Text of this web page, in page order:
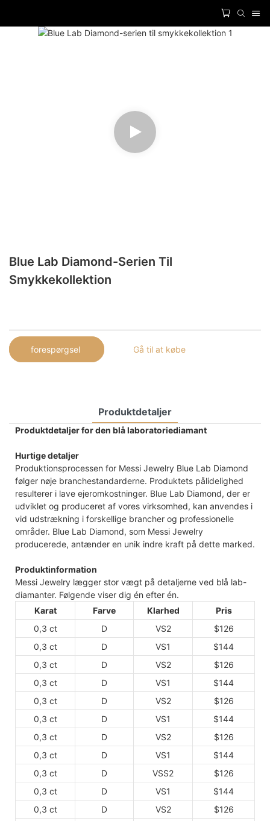
Blue Lab Diamond-Serien Til
Smykkekollektion
forespørgsel Gå til at købe
Produktdetaljer
Produktdetaljer for den blå laboratoriediamant
Hurtige detaljer
Produktionsprocessen for Messi Jewelry Blue Lab Diamond
følger nøje branchestandarderne. Produktets pålidelighed
resulterer i lave ejeromkostninger. Blue Lab Diamond, der er
udviklet og produceret af vores virksomhed, kan anvendes i
vid udstrækning i forskellige brancher og professionelle
områder. Blue Lab Diamond, som Messi Jewelry
producerede, antænder en unik indre kraft på dette marked.
Produktinformation
Messi Jewelry lægger stor vægt på detaljerne ved blå lab-
diamanter. Følgende viser dig én efter én.
Karat
Farve Klarhed
Pris
0,3 ct
D VS2
$126
0,3 ct
D VS1
$144
0,3 ct
D VS2
$126
0,3 ct
D VS1
$144
0,3 ct
D VS2
$126
0,3 ct
D VS1
$144
0,3 ct
D VS2
$126
0,3 ct
D VS1
$144
0,3 ct
D VSS2
$126
0,3 ct
D VS1
$144
0,3 ct
D VS2
$126